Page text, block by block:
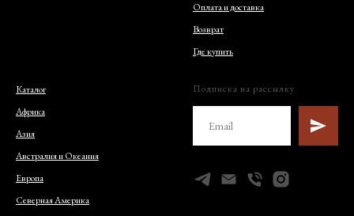
Оплата и доставка
Возврат
Где купить
Каталог
Африка
Азия
Австралия и Океания
Европа
Северная Америка
Подписка на рассылку